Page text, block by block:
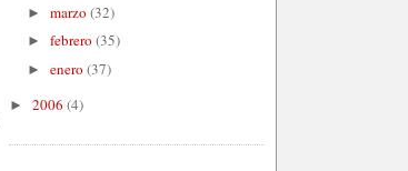
► marzo (32)
► febrero (35)
► enero (37)
► 2006 (4)